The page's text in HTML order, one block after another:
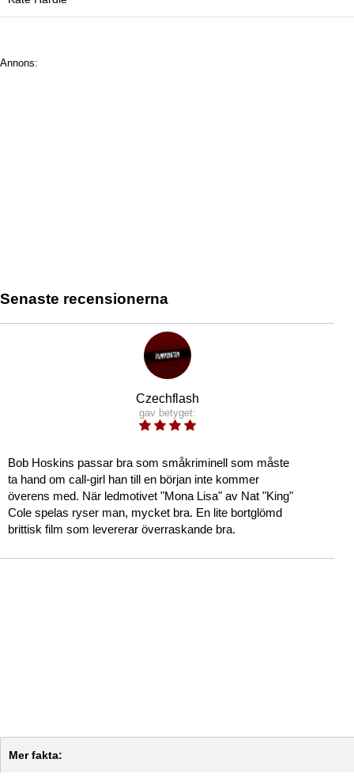
Annons:
Senaste recensionerna
Czechflash
gav betyget:
Bob Hoskins passar bra som småkriminell som måste
ta hand om call-girl han till en början inte kommer
överens med. När ledmotivet "Mona Lisa" av Nat "King"
Cole spelas ryser man, mycket bra. En lite bortglömd
brittisk film som levererar överraskande bra.
Mer fakta: